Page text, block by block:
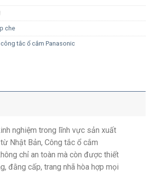
che
công tắc ổ cắm Panasonic
nghiệm trong lĩnh vực sản xuất
Nhật Bản, Công tắc ổ cắm
chỉ an toàn mà còn được thiết
đằng cấp, trang nhã hòa hợp mọi